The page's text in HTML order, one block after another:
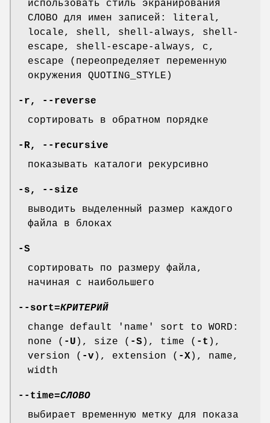
использовать стиль экранирования
СЛОВО для имен записей: literal,
locale, shell, shell-always, shell-
escape, shell-escape-always, c,
escape (переопределяет переменную
окружения QUOTING_STYLE)
-r ,
--reverse
сортировать в обратном порядке
-R,
--recursive
показывать каталоги рекурсивно
-s ,
--size
выводить выделенный размер каждого
файла в блоках
-S
сортировать по размеру файла,
начиная с наибольшего
--sort=КРИТЕРИЙ
change default 'name' sort to WORD:
none ( -U ), size ( -S ), time ( -t ),
version ( -v), extension ( -X), name,
width
--time=СЛОВО
выбирает временную метку для показа